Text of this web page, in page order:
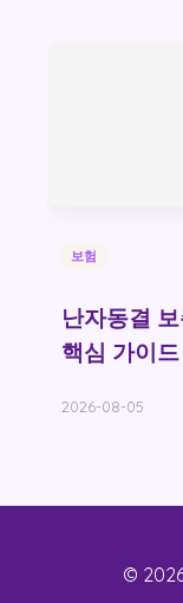
보험
난자동결
핵심 가이드
2026-08-05
©